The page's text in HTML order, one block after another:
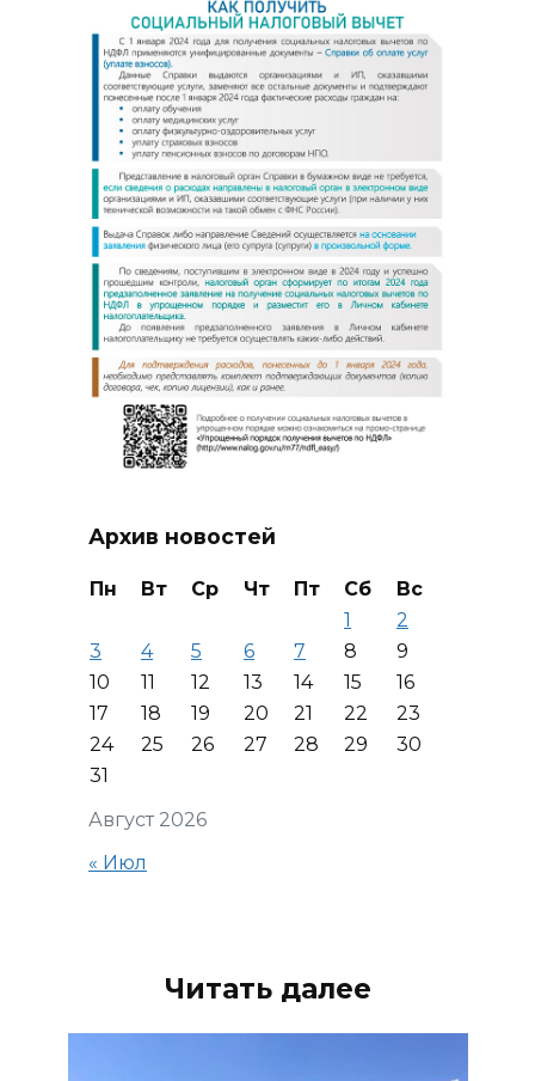
Архив новостей
Август 2026
Пн Вт Ср Чт Пт Сб
Вс
1
2
3
4 5 6 7 8
9
10
11 12 13 14 15
16
17
18 19 20 21 22
23
24
25 26 27 28 29
30
31
« Июл
Читать далее